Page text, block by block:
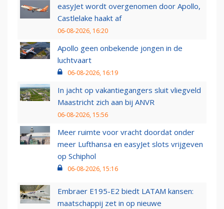
easyJet wordt overgenomen door Apollo,
Castlelake haakt af
06-08-2026, 16:20
Apollo geen onbekende jongen in de
luchtvaart
06-08-2026, 16:19
In jacht op vakantiegangers sluit vliegveld
Maastricht zich aan bij ANVR
06-08-2026, 15:56
Meer ruimte voor vracht doordat onder
meer Lufthansa en easyJet slots vrijgeven
op Schiphol
06-08-2026, 15:16
Embraer E195-E2 biedt LATAM kansen:
maatschappij zet in op nieuwe